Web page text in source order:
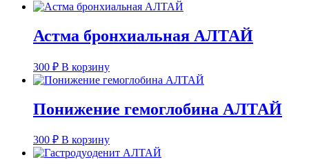
Астма бронхиальная АЛТАЙ
300 ₽ В корзину
Понижение гемоглобина АЛТАЙ
300 ₽ В корзину